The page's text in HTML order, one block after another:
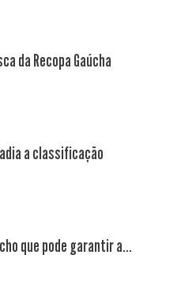
da Recopa Gaúcha
a classificação
que pode garantir a...